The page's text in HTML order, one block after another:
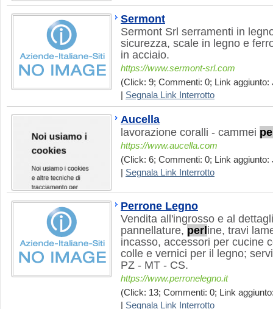
Sermont
Sermont Srl serramenti in
sicurezza, scale in legno e
in acciaio.
https://www.sermont-srl.com
(Click: 9; Commenti: 0; Link aggiunto:
Segnala Link Interrotto
Aucella
lavorazione coralli - cammei
https://www.aucella.com
(Click: 6; Commenti: 0; Link aggiunto:
Segnala Link Interrotto
Perrone Legno
Vendita all'ingrosso e al
pannellature, perl ine, travi
incasso, accessori per cucine
colle e vernici per il legno;
PZ - MT - CS.
https://www.perronelegno.it
(Click: 13; Commenti: 0; Link
Segnala Link Interrotto